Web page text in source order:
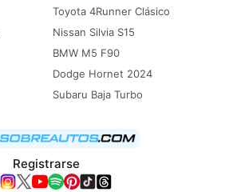
Toyota 4Runner Clásico
Nissan Silvia S15
BMW M5 F90
Dodge Hornet 2024
Subaru Baja Turbo
Registrarse